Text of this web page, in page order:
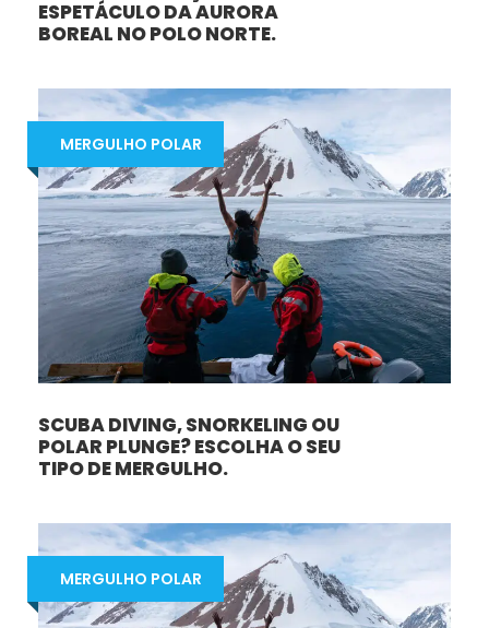
ESPETÁCULO DA AURORA
BOREAL NO POLO NORTE.
MERGULHO POLAR
SCUBA DIVING, SNORKELING OU
POLAR PLUNGE? ESCOLHA O SEU
TIPO DE MERGULHO.
MERGULHO POLAR